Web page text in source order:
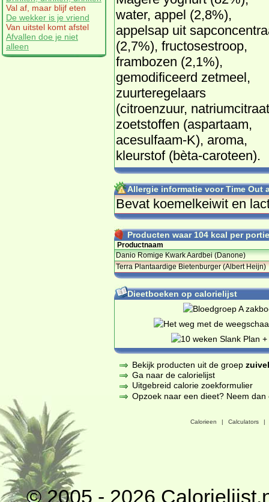
Val af, maar blijf eten
De wekker is je vriend
Van uitstel komt afstel
Afvallen doe je niet
alleen
water, appel (2,8%),
appelsap uit
(2,7%), fructosestroop,
frambozen (2,1%),
gemodificeerd zetmeel,
zuurteregelaars
(citroenzuur,
zoetstoffen (aspartaam,
acesulfaam-K), aroma,
kleurstof (bèta-caroteen).
Allergie informatie voor Time Out
Bevat koemelkeiwit en
Producten waar 104 kcal per
Productnaam
Danio Romige Kwark Aardbei (Danone)
Terra Plantaardige Bietenburger (Albert Heijn)
Dieetboeken op calorielijst
Bekijk producten uit de groep
Ga naar de calorielijst
Uitgebreid calorie zoekformulier
Opzoek naar een dieet? Neem
Calorieen | Calculators |
© 2005 - 2026